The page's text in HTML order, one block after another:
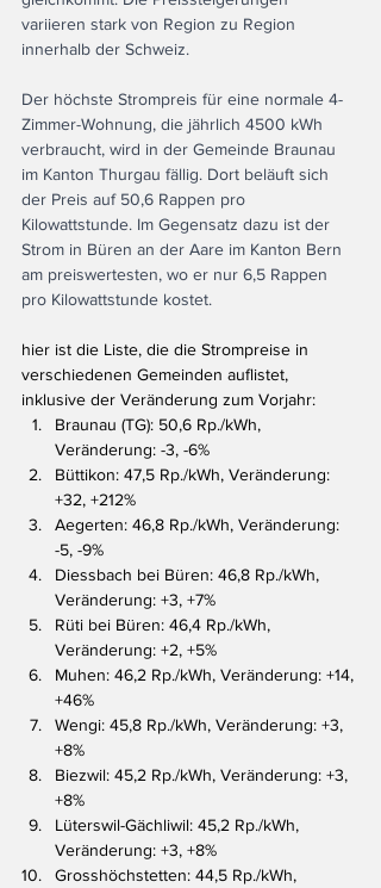
variieren stark von Region zu Region
innerhalb der Schweiz.
Der höchste Strompreis für eine normale 4-
Zimmer-Wohnung, die jährlich 4500 kWh
verbraucht, wird in der Gemeinde Braunau
im Kanton Thurgau fällig. Dort beläuft sich
der Preis auf 50,6 Rappen pro
Kilowattstunde. Im Gegensatz dazu ist der
Strom in Büren an der Aare im Kanton Bern
am preiswertesten, wo er nur 6,5 Rappen
pro Kilowattstunde kostet.
hier ist die Liste, die die Strompreise in
verschiedenen Gemeinden auflistet,
inklusive der Veränderung zum Vorjahr:
Braunau (TG): 50,6 Rp./kWh,
Veränderung: -3, -6%
Büttikon: 47,5 Rp./kWh, Veränderung:
+32, +212%
Aegerten: 46,8 Rp./kWh, Veränderung:
-5, -9%
Diessbach bei Büren: 46,8 Rp./kWh,
Veränderung: +3, +7%
Rüti bei Büren: 46,4 Rp./kWh,
Veränderung: +2, +5%
Muhen: 46,2 Rp./kWh, Veränderung: +14,
+46%
Wengi: 45,8 Rp./kWh, Veränderung: +3,
+8%
Biezwil: 45,2 Rp./kWh, Veränderung: +3,
+8%
Lüterswil-Gächliwil: 45,2 Rp./kWh,
Veränderung: +3, +8%
Grosshöchstetten: 44,5 Rp./kWh,